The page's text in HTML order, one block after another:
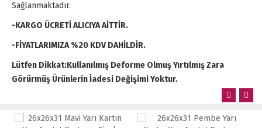
Sağlanmaktadır.
-KARGO ÜCRETİ ALICIYA AİTTİR.
-FİYATLARIMIZA %20 KDV DAHİLDİR.
Lütfen Dikkat:Kullanılmış Deforme Olmuş Yırtılmış Zara
Görürmüş Ürünlerin İadesi Değişimi Yoktur.